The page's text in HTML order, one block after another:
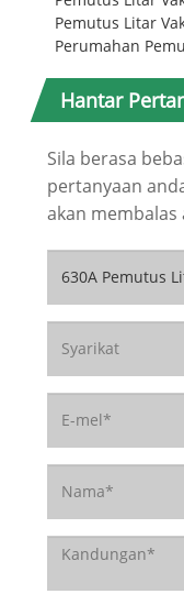
Pemutus Litar
Perumahan
Hantar
Sila berasa
pertanyaan
akan membalas